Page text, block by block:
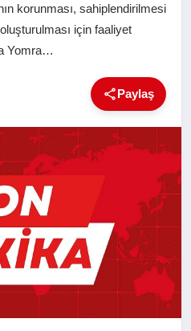
korunması, sahiplendirilmesi
için faaliyet
Yomra…
Paylaş